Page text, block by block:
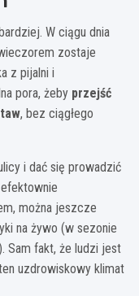
W ciągu dnia
zostaje
z pijalni i
pora, żeby przejść
, bez ciągłego
i dać się prowadzić
można jeszcze
na żywo (w sezonie
Sam fakt, że ludzi jest
uzdrowiskowy klimat